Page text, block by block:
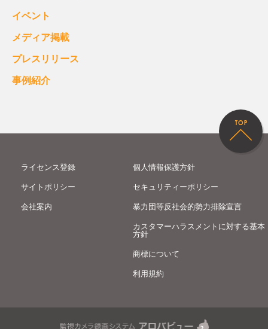
イベント
メディア掲載
プレスリリース
事例紹介
ライセンス登録
サイトポリシー
会社案内
個人情報保護方針
セキュリティーポリシー
暴力団等反社会的勢力排除宣言
カスタマーハラスメントに対する基本
方針
商標について
利用規約